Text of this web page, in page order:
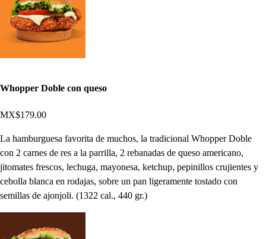
Whopper Doble con queso
MX$179.00
La hamburguesa favorita de muchos, la tradicional Whopper Doble
con 2 carnes de res a la parrilla, 2 rebanadas de queso americano,
jitomates frescos, lechuga, mayonesa, ketchup, pepinillos crujientes y
cebolla blanca en rodajas, sobre un pan ligeramente tostado con
semillas de ajonjoli. (1322 cal., 440 gr.)